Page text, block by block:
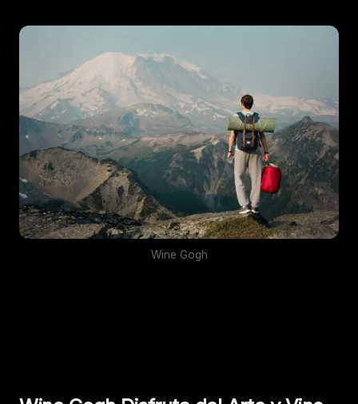
Wine Gogh